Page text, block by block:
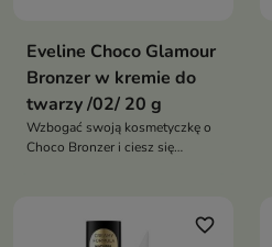
Eveline Choco Glamour
Bronzer w kremie do
twarzy /02/ 20 g
Wzbogać swoją kosmetyczkę o
Choco Bronzer i ciesz się
favorite_border